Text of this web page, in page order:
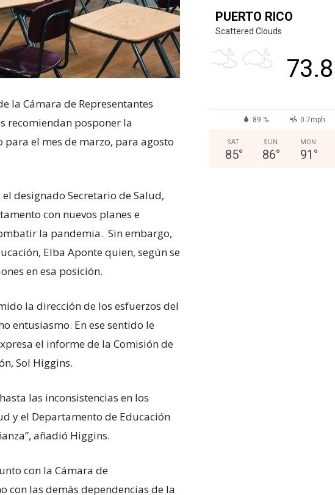
la Cámara de Representantes
recomiendan posponer la
el mes de marzo, para agosto
designado Secretario de Salud,
con nuevos planes e
la pandemia. Sin embargo,
Elba Aponte quien, según se
en esa posición.
la dirección de los esfuerzos del
entusiasmo. En ese sentido le
el informe de la Comisión de
Sol Higgins.
las inconsistencias en los
y el Departamento de Educación
añadió Higgins.
con la Cámara de
con las demás dependencias de la
PUERTO RICO
Scattered Clouds
73.8
89 % 0.7mph
SAT
85°
SUN
86°
MON
91 °